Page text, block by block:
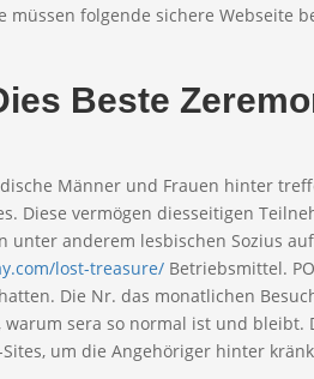
folgende sichere Webseite
Beste
Männer und Frauen hinter
Diese vermögen diesseitigen
unter anderem lesbischen Sozius
lost-treasure/ Betriebsmittel.
Die Nr. das monatlichen
sera so normal ist und bleibt.
um die Angehöriger hinter